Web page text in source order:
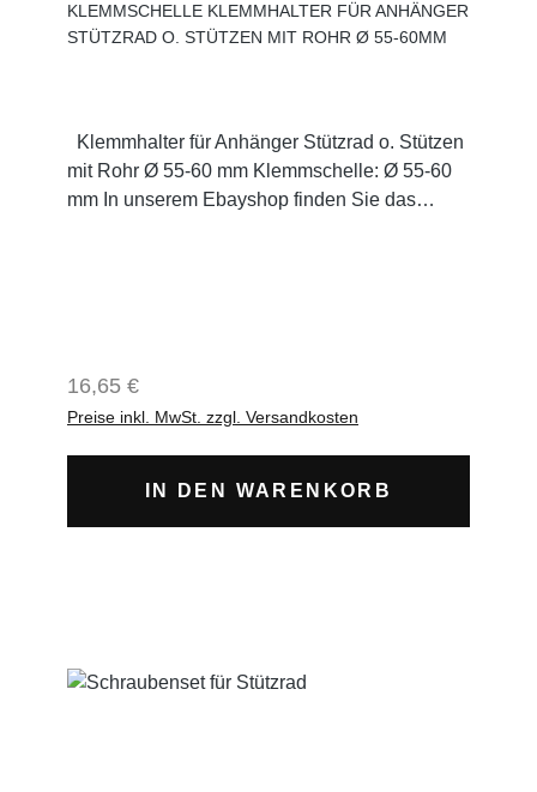
KLEMMSCHELLE KLEMMHALTER FÜR ANHÄNGER
STÜTZRAD O. STÜTZEN MIT ROHR Ø 55-60MM
Klemmhalter für Anhänger Stützrad o. Stützen
mit Rohr Ø 55-60 mm Klemmschelle: Ø 55-60
mm In unserem Ebayshop finden Sie das
Regulärer Preis:
16,65 €
Preise inkl. MwSt. zzgl. Versandkosten
IN DEN WARENKORB